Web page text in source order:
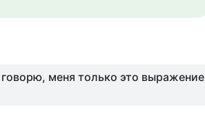
говорю, меня только это выражение